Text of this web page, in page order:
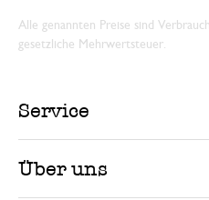
Alle genannten Preise sind
gesetzliche Mehrwertsteuer.
Service
Über uns